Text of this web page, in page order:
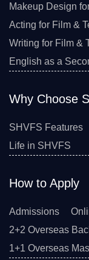
Makeup Design
Acting for Film &
Writing for Film &
English as a
Why Choose
SHVFS Features
Life in SHVFS
How to Apply
Admissions
2+2 Overseas
1+1 Overseas